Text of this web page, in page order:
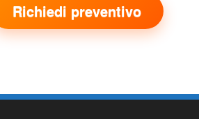
Richiedi preventivo